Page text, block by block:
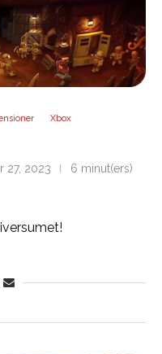
Xbox
27, 2023
6 minut(ers)